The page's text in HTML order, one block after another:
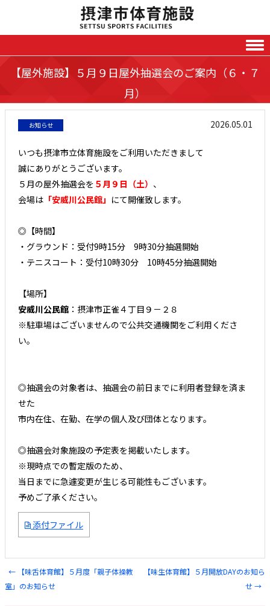
【屋外施設】５月９日屋外抽選会のご案内（６・７
月）
お知らせ 2026.05.01
いつも摂津市立体育施設をご利用いただきまして
誠にありがとうございます。
５月の屋外抽選会を ５月９日（土） 、
会場は 「安威川公民館」 にて開催致します。
◎【時間】
・グラウンド：受付9時15分 9時30分抽選開始
・テニスコート：受付10時30分 10時45分抽選開始
【場所】
安威川公民館 ：摂津市正雀４丁目９－２８
※駐車場はございませんので公共交通機関をご利用くださ
い。
◎抽選会の対象者は、抽選会の前日までに利用者登録を済ま
せた
市内在住、在勤、在学の個人及び団体となります。
◎抽選会対象施設の予定表を掲載いたします。
※現時点での暫定版のため、
当日までに急遽変更が生じる可能性もございます。
予めご了承ください。
添付ファイル
Post navigation
← 【味舌体育館】５月度「親子体操教
室」のお知らせ
【味生体育館】５月開放DAYのお知ら
せ→